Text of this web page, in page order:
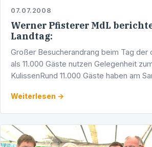
07.07.2008
Werner Pfisterer MdL
Landtag:
Großer Besucherandrang beim Tag der
als 11.000 Gäste nutzen Gelegenheit
KulissenRund 11.000 Gäste haben am
Weiterlesen →